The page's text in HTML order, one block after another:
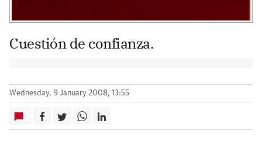
Cuestión de confianza.
Wednesday, 9 January 2008, 13:55